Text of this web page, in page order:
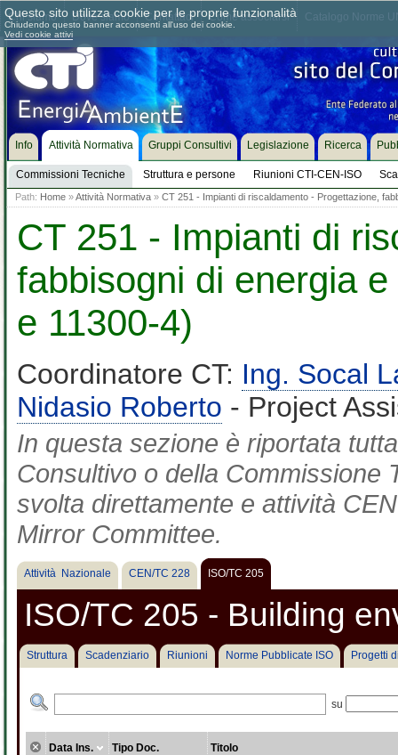
Chi siamo Dove siamo Contattaci Come associarsi
Info Attività Normativa
Commissioni Tecniche Struttura e persone Riunioni CTI-CEN-ISO
Gruppi Consultivi Legislazione Ricerca
Path: Home »Attività Normativa » CT 251 - Impianti di riscaldamento - Progettazione,
CT 251 - Impianti di
fabbisogni di energia
e 11300-4)
Coordinatore CT: Ing. Socal
Nidasio Roberto - Project
In questa sezione è riportata
Consultivo o della Commissione
svolta direttamente e attività
Mirror Committee.
Attività Nazionale CEN/TC 228 ISO/TC 205
ISO/TC 205 - Building
Struttura Scadenziario Riunioni Norme Pubblicate ISO Progetti
su
Data Ins. Tipo Doc. Titolo
Questo sito utilizza cookie per le proprie funzionalità
Chiudendo questo banner acconsenti all'uso dei cookie.
Vedi cookie attivi